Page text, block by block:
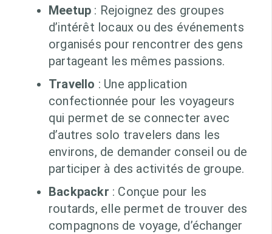
Meetup : Rejoignez des groupes
d’intérêt locaux ou des événements
organisés pour rencontrer des gens
partageant les mêmes passions.
Travello : Une application
confectionnée pour les voyageurs
qui permet de se connecter avec
d’autres solo travelers dans les
environs, de demander conseil ou de
participer à des activités de groupe.
Backpackr : Conçue pour les
routards, elle permet de trouver des
compagnons de voyage, d’échanger